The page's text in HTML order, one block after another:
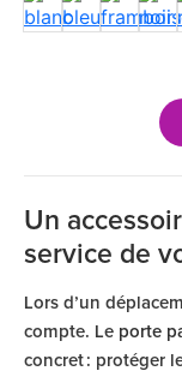
Un
service de
Lors d’un
compte. Le porte
concret : protéger